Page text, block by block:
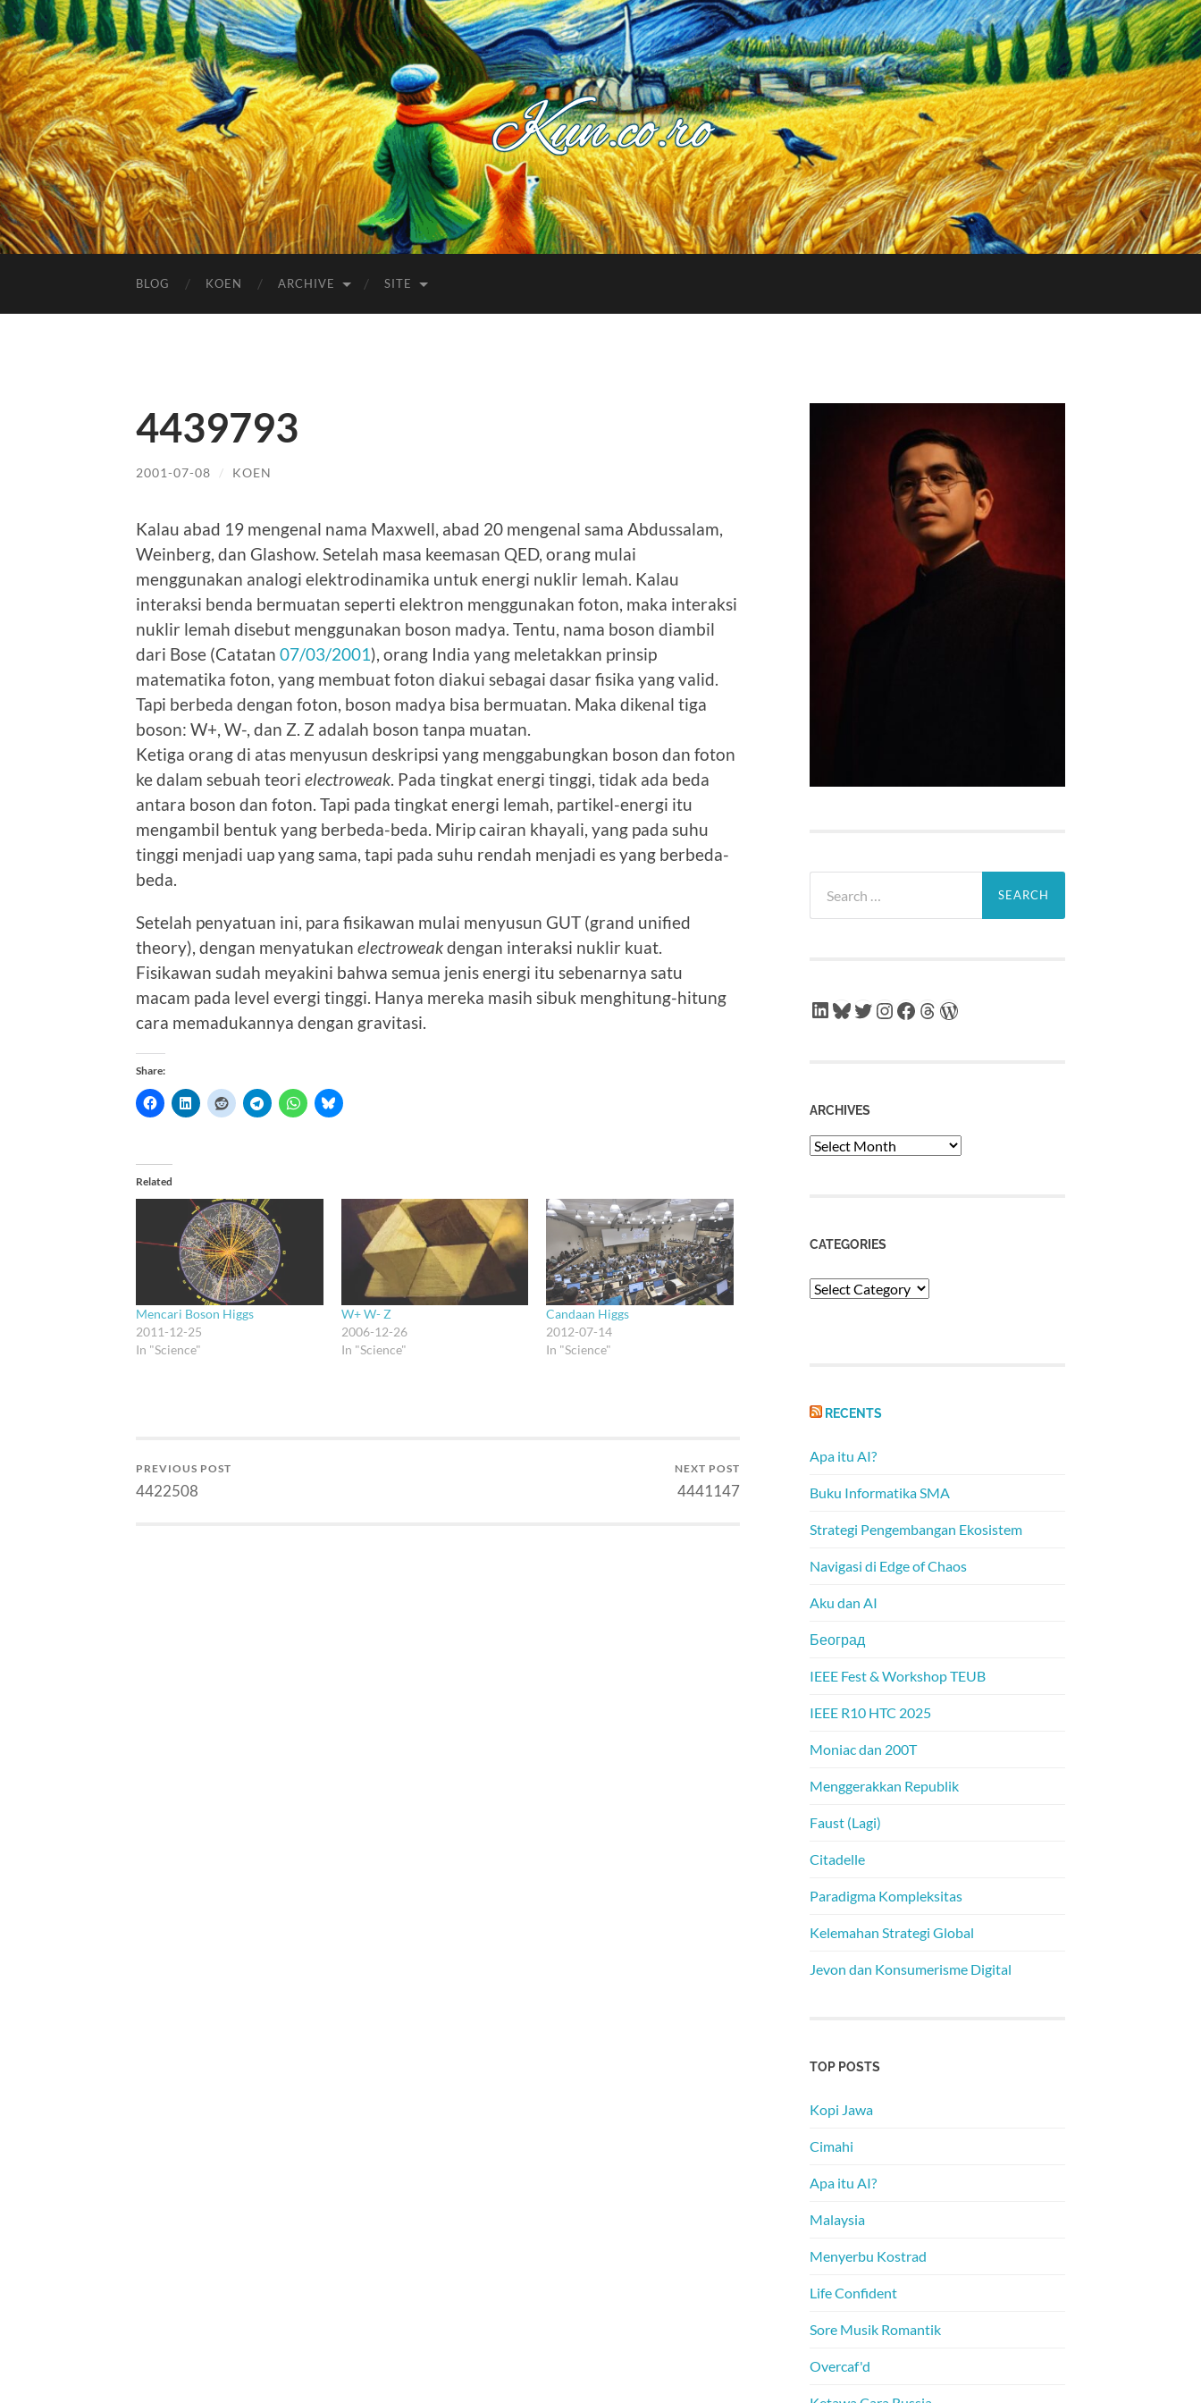
Kuncoro++
BLOG KOEN ARCHIVE SITE
4439793
2001-07-08 / KOEN
Kalau abad 19 mengenal nama Maxwell, abad 20 mengenal sama Abdussalam,
Weinberg, dan Glashow. Setelah masa keemasan QED, orang mulai
menggunakan analogi elektrodinamika untuk energi nuklir lemah. Kalau
interaksi benda bermuatan seperti elektron menggunakan foton, maka interaksi
nuklir lemah disebut menggunakan boson madya. Tentu, nama boson diambil
dari Bose (Catatan 07/03/2001), orang India yang meletakkan prinsip
matematika foton, yang membuat foton diakui sebagai dasar fisika yang valid.
Tapi berbeda dengan foton, boson madya bisa bermuatan. Maka dikenal tiga
boson: W+, W-, dan Z. Z adalah boson tanpa muatan.
Ketiga orang di atas menyusun deskripsi yang menggabungkan boson dan foton
ke dalam sebuah teori electroweak . Pada tingkat energi tinggi, tidak ada beda
antara boson dan foton. Tapi pada tingkat energi lemah, partikel-energi itu
mengambil bentuk yang berbeda-beda. Mirip cairan khayali, yang pada suhu
tinggi menjadi uap yang sama, tapi pada suhu rendah menjadi es yang berbeda-
beda.
Setelah penyatuan ini, para fisikawan mulai menyusun GUT (grand unified
theory), dengan menyatukan electroweakdengan interaksi nuklir kuat.
Fisikawan sudah meyakini bahwa semua jenis energi itu sebenarnya satu
macam pada level evergi tinggi. Hanya mereka masih sibuk menghitung-hitung
cara memadukannya dengan gravitasi.
Share:
Related
Mencari Boson Higgs
2011-12-25
In "Science"
W+ W- Z
2006-12-26
In "Science"
Candaan Higgs
2012-07-14
In "Science"
PREVIOUS POST
4422508
NEXT POST
4441147
for:
LinkedIn
Bluesky
Twitter
Instagram
Facebook
Threads
WordPress
ARCHIVES
Archives
CATEGORIES
Categories
RECENTS
Apa itu AI?
Buku Informatika SMA
Strategi Pengembangan Ekosistem
Navigasi di Edge of Chaos
Aku dan AI
Београд
IEEE Fest & Workshop TEUB
IEEE R10 HTC 2025
Moniac dan 200T
Menggerakkan Republik
Faust (Lagi)
Citadelle
Paradigma Kompleksitas
Kelemahan Strategi Global
Jevon dan Konsumerisme Digital
TOP POSTS
Kopi Jawa
Cimahi
Apa itu AI?
Malaysia
Menyerbu Kostrad
Life Confident
Sore Musik Romantik
Overcaf'd